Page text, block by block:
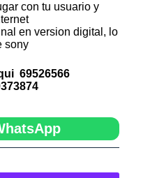
con tu usuario y
en version digital, lo
sony
69526566